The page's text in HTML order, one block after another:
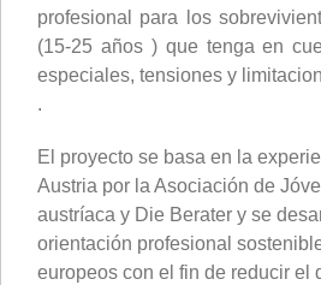
profesional para los
(15-25 años ) que tenga en
especiales, tensiones y
.
El proyecto se basa en la
Austria por la Asociación de
austríaca y Die Berater y se
orientación profesional
europeos con el fin de reducir el